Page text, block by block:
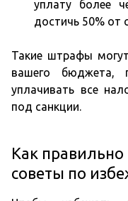
уплату более
достичь 50% от
Такие штрафы
вашего бюджета,
уплачивать все
под санкции.
Как
советы по